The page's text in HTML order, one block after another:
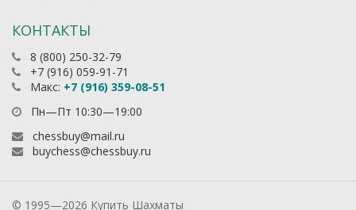
КОНТАКТЫ
8 (800) 250-32-79
+7 (916) 059-91-71
Макс: +7 (916) 359-08-51
Пн—Пт 10:30—19:00
chessbuy@mail.ru
buychess@chessbuy.ru
© 1995—2026 Купить Шахматы